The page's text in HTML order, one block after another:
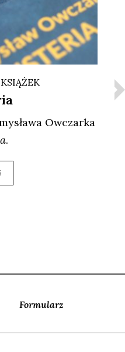
Owczar­ka
.
Formularz